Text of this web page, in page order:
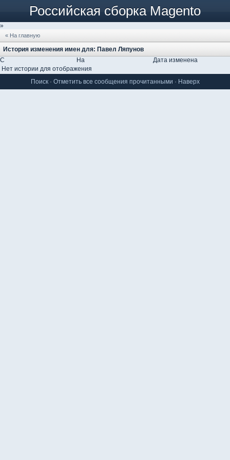
Российская сборка Magento
»
« На главную
История изменения имен для: Павел Ляпунов
С
На
Дата изменена
Нет истории для отображения
Поиск· Отметить все сообщения прочитанными · Наверх